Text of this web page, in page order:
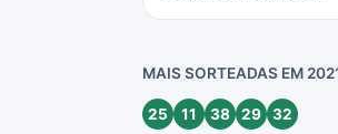
MAIS SORTEADAS EM
25 11 38 29 32